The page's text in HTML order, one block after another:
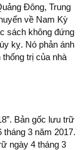
Đông, Trung
về Nam Kỳ
sách không đứng
kỵ. Nó phản ánh
trị của nhà
Bản gốc lưu trữ
tháng 3 năm 2017.
ngày 4 tháng 3